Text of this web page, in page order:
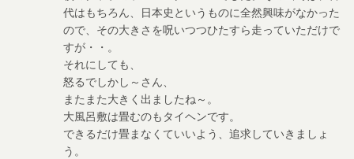
代はもちろん、日本史というものに全然興味がなかった
ので、その大きさを呪いつつひたすら走っていただけで
すが・・。
それにしても、
怒るでしかし～さん、
またまた大きく出ましたね～。
大風呂敷は畳むのもタイヘンです。
できるだけ畳まなくていいよう、追求していきましょ
う。